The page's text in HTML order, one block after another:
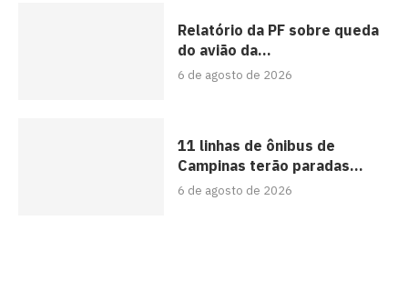
Relatório da PF sobre queda
do avião da...
6 de agosto de 2026
11 linhas de ônibus de
Campinas terão paradas...
6 de agosto de 2026